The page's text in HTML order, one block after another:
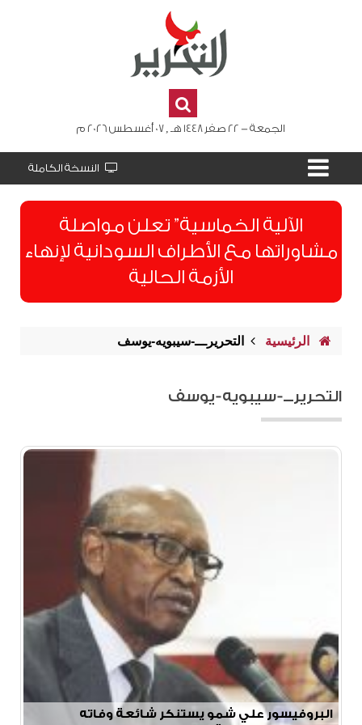
الجمعة - 22 صفر 1448 هـ , 07 أغسطس 2026 م
النسخة الكاملة
الآلية الخماسية” تعلن مواصلة
مشاوراتها مع الأطراف السودانية لإنهاء
الأزمة الحالية
الرئيسية التحريرـــ-سيبويه-يوسف
التحريرـــ-سيبويه-يوسف
البروفيسور علي شمو يستنكر شائعة وفاته